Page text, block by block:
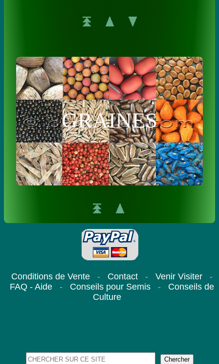
GRAINES
Conditions de Vente - Contact - Venir Visiter
-
FAQ - Aide
- Conseils pour Semis -
Conseils de
Culture